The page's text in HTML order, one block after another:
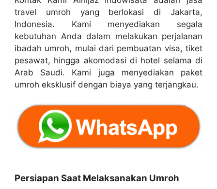
travel umroh yang berlokasi di Jakarta,
Indonesia. Kami menyediakan segala
kebutuhan Anda dalam melakukan perjalanan
ibadah umroh, mulai dari pembuatan visa, tiket
pesawat, hingga akomodasi di hotel selama di
Arab Saudi. Kami juga menyediakan paket
umroh eksklusif dengan biaya yang terjangkau.
Persiapan Saat Melaksanakan Umroh